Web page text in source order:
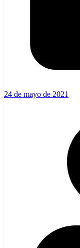
24 de mayo de 2021